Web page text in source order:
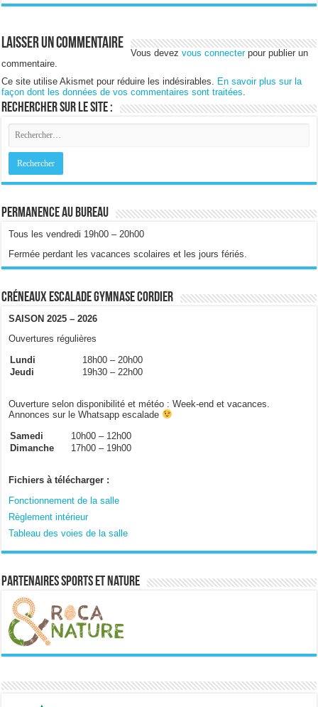
Laisser un commentaire
Vous devezvous connecterpour publier un
commentaire.
Ce site utilise Akismet pour réduire les indésirables. En savoir plus sur la
façon dont les données de vos commentaires sont traitées
Rechercher sur le site :
Permanence au bureau
Tous les vendredi 19h00 – 20h00
Fermée perdant les vacances scolaires et les jours fériés.
Créneaux escalade gymnase Cordier
SAISON 2025 – 2026
Ouvertures régulières
Lundi
18h00 – 20h00
Jeudi
19h30 – 22h00
Ouverture selon disponibilité et météo : Week-end et vacances.
Annonces sur le Whatsapp escalade
Samedi
10h00 – 12h00
Dimanche
17h00 – 19h00
Fichiers à télécharger :
Fonctionnement de la salle
Règlement intérieur
Tableau des voies de la salle
Partenaires sports et nature